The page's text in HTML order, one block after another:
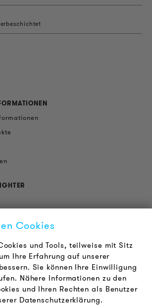
Cookies
und Tools, teilweise mit Sitz
Ihre Erfahrung auf unserer
Sie können Ihre Einwilligung
Nähere Informationen zu den
und Ihren Rechten als Benutzer
Datenschutzerklärung.